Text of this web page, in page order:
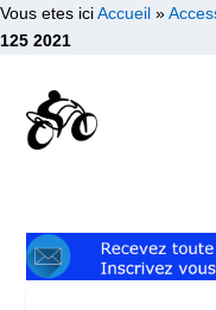
Vous etes iciAccueil »
125 2021